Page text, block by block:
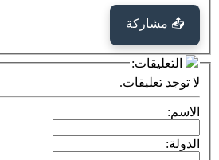
📤 مشاركة
التعليقات:
لا توجد تعليقات.
الاسم:
الدولة: